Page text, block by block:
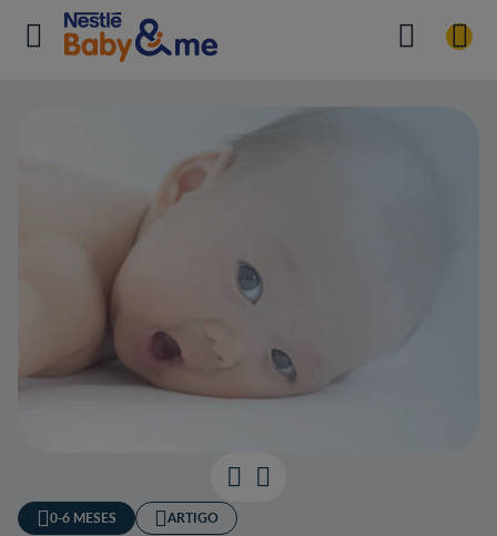
0-6 MESES ARTIGO